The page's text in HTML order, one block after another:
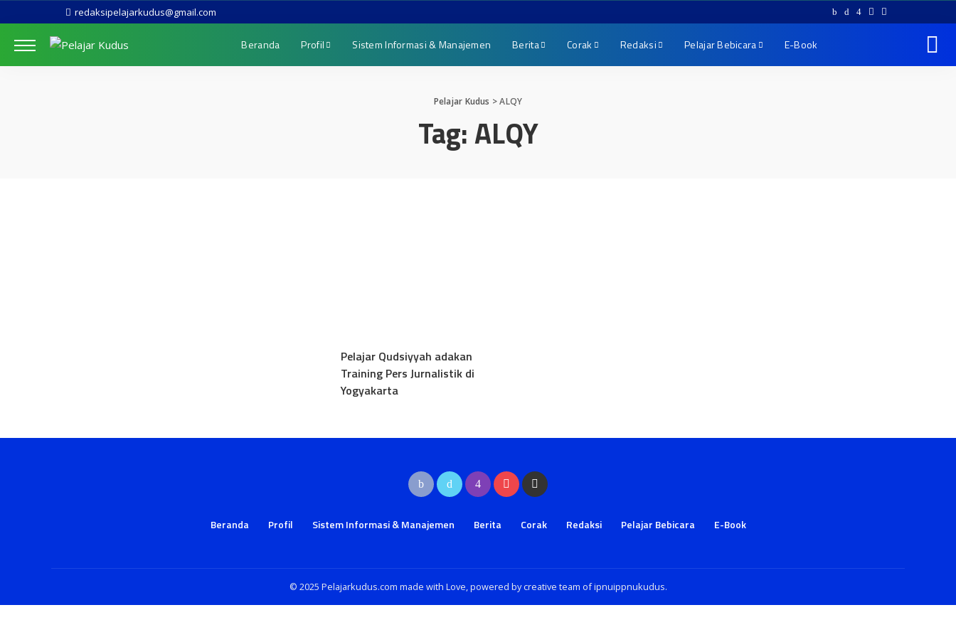
redaksipelajarkudus@gmail.com
Beranda Profil Sistem Informasi & Manajemen Berita Corak Redaksi Pelajar Bebicara E-Book
Pelajar Kudus >ALQY
Tag:ALQY
Pelajar Qudsiyyah adakan
Training Pers Jurnalistik di
Yogyakarta
Beranda Profil Sistem Informasi & Manajemen Berita Corak Redaksi Pelajar Bebicara E-Book
© 2025 Pelajarkudus.com made with Love, powered by creative team of ipnuippnukudus.